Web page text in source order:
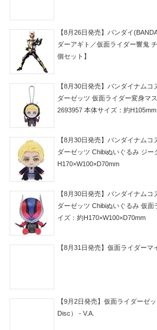
【8月26日発売】バンダイ
ダーアギト／仮面ライダー響鬼
個セット】
【8月30日発売】バンダイナム
ダーゼッツ 仮面ライダー変身マ
2693957 本体サイズ：約H105mm
【8月30日発売】バンダイナム
ダーゼッツ Chibiぬいぐるみ ジ
H170×W100×D70mm
【8月30日発売】バンダイナム
ダーゼッツ Chibiぬいぐるみ 仮
イズ：約H170×W100×D70mm
【8月31日発売】仮面ライダー
【9月2日発売】仮面ライダーゼ
Disc） - V.A.